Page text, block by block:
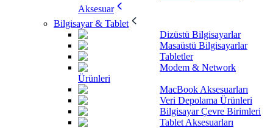
Aksesuar
Bilgisayar & Tablet
Dizüstü Bilgisayarlar
Masaüstü Bilgisayarlar
Tabletler
Modem & Network
Ürünleri
MacBook Aksesuarları
Veri Depolama Ürünleri
Bilgisayar Çevre Birimleri
Tablet Aksesuarları